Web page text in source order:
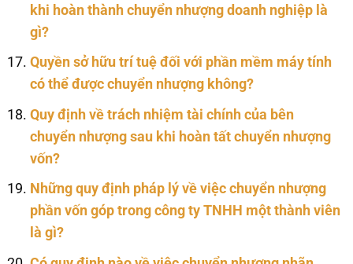
khi hoàn thành chuyển nhượng doanh nghiệp là
gì?
Quyền sở hữu trí tuệ đối với phần mềm máy tính
có thể được chuyển nhượng không?
Quy định về trách nhiệm tài chính của bên
chuyển nhượng sau khi hoàn tất chuyển nhượng
vốn?
Những quy định pháp lý về việc chuyển nhượng
phần vốn góp trong công ty TNHH một thành viên
là gì?